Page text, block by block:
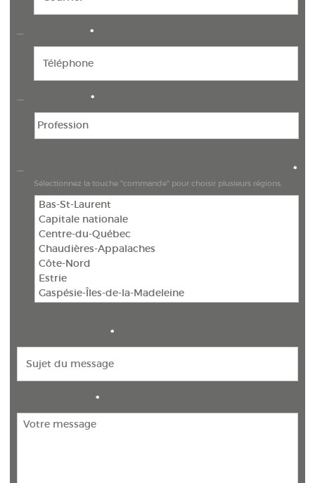
*
*
*
Sélectionnez la touche "commande" pour choisir plusieurs régions.
*
*